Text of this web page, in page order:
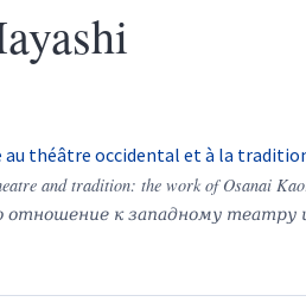
théâtre occidental et à la tradition
and tradition: the work of Osanai
к западному театру